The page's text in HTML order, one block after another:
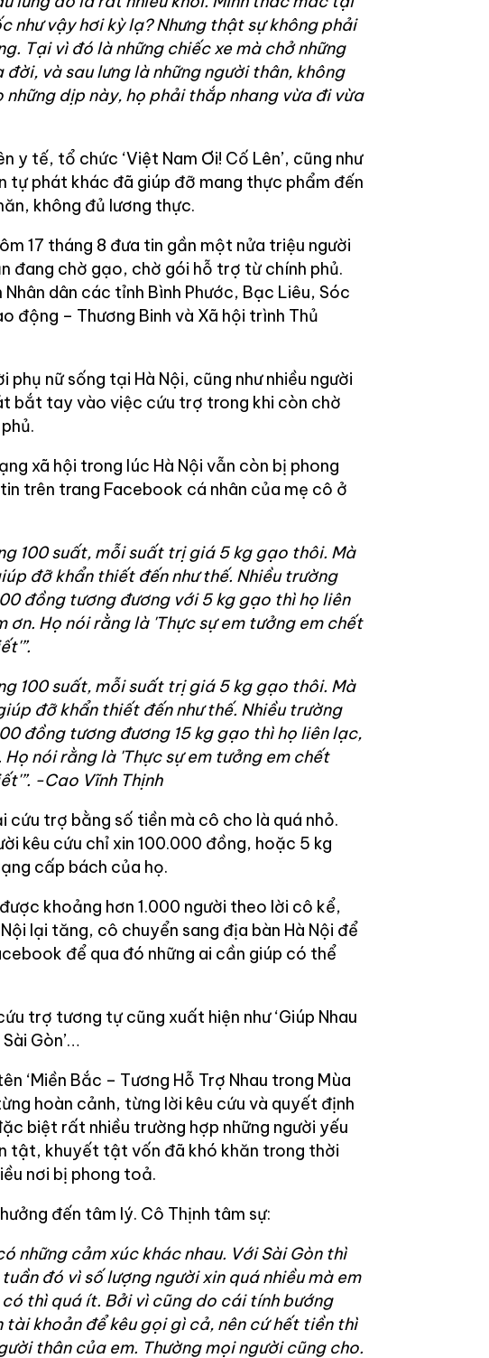
như vậy hơi kỳ lạ? Nhưng thật sự không phải
Tại vì đó là những chiếc xe mà chở những
và sau lưng là những người thân, không
những dịp này, họ phải thắp nhang vừa đi vừa
y tế, tổ chức ‘Việt Nam Ơi! Cố Lên’, cũng như
tự phát khác đã giúp đỡ mang thực phẩm đến
không đủ lương thực.
17 tháng 8 đưa tin gần một nửa triệu người
đang chờ gạo, chờ gói hỗ trợ từ chính phủ.
dân các tỉnh Bình Phước, Bạc Liêu, Sóc
động – Thương Binh và Xã hội trình Thủ
phụ nữ sống tại Hà Nội, cũng như nhiều người
bắt tay vào việc cứu trợ trong khi còn chờ
xã hội trong lúc Hà Nội vẫn còn bị phong
trên trang Facebook cá nhân của mẹ cô ở
100 suất, mỗi suất trị giá 5 kg gạo thôi. Mà
đỡ khẩn thiết đến như thế. Nhiều trường
đồng tương đương với 5 kg gạo thì họ liên
ơn. Họ nói rằng là 'Thực sự em tưởng em chết
100 suất, mỗi suất trị giá 5 kg gạo thôi. Mà
đỡ khẩn thiết đến như thế. Nhiều trường
đồng tương đương 15 kg gạo thì họ liên lạc,
nói rằng là 'Thực sự em tưởng em chết
-Cao Vĩnh Thịnh
cứu trợ bằng số tiền mà cô cho là quá nhỏ.
kêu cứu chỉ xin 100.000 đồng, hoặc 5 kg
cấp bách của họ.
khoảng hơn 1.000 người theo lời cô kể,
lại tăng, cô chuyển sang địa bàn Hà Nội để
để qua đó những ai cần giúp có thể
trợ tương tự cũng xuất hiện như ‘Giúp Nhau
Gòn’…
‘Miền Bắc – Tương Hỗ Trợ Nhau trong Mùa
hoàn cảnh, từng lời kêu cứu và quyết định
biệt rất nhiều trường hợp những người yếu
tật, khuyết tật vốn đã khó khăn trong thời
nơi bị phong toả.
đến tâm lý. Cô Thịnh tâm sự:
những cảm xúc khác nhau. Với Sài Gòn thì
đó vì số lượng người xin quá nhiều mà em
thì quá ít. Bởi vì cũng do cái tính bướng
khoản để kêu gọi gì cả, nên cứ hết tiền thì
thân của em. Thường mọi người cũng cho.